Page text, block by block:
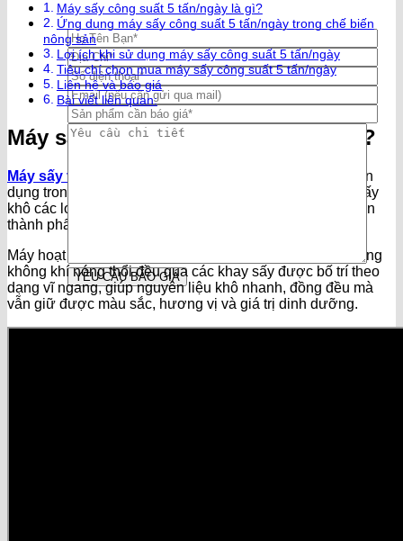
Máy sấy công suất 5 tấn/ngày là gì?
Ứng dụng máy sấy công suất 5 tấn/ngày trong chế biến
nông sản
Lợi ích khi sử dụng máy sấy công suất 5 tấn/ngày
Tiêu chí chọn mua máy sấy công suất 5 tấn/ngày
Liên hệ và báo giá
Bài viết liên quan:
Máy sấy công suất 5 tấn/ngày là gì?
Máy sấy vĩ ngang
công suất 5 tấn/ngày là thiết bị chuyên
dụng trong ngành chế biến nông sản, được thiết kế để sấy
khô các loại nguyên liệu với khối lượng lớn, lên đến 5 tấn
thành phẩm mỗi ngày.
Máy hoạt động theo nguyên lý đối lưu nhiệt, sử dụng luồng
không khí nóng thổi đều qua các khay sấy được bố trí theo
dạng vĩ ngang, giúp nguyên liệu khô nhanh, đồng đều mà
vẫn giữ được màu sắc, hương vị và giá trị dinh dưỡng.